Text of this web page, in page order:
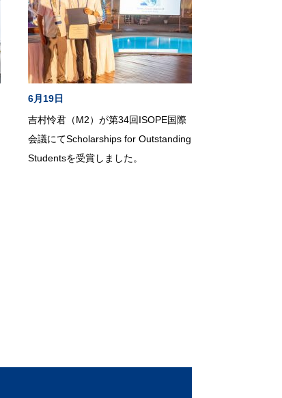
6月19日
吉村怜君（M2）が第34回ISOPE国際
会議にてScholarships for Outstanding
Studentsを受賞しました。